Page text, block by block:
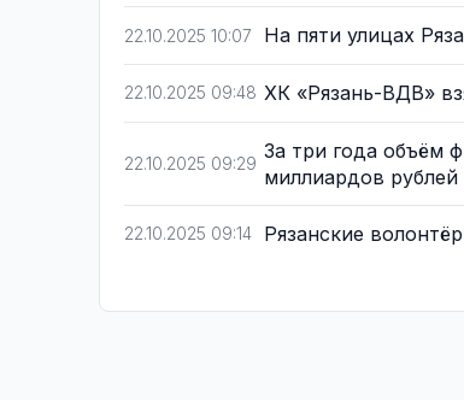
22.10.2025 10:07 На пяти улицах
22.10.2025 09:48 ХК «Рязань-ВДВ»
22.10.2025 09:29
За три года объём
миллиардов рублей
22.10.2025 09:14 Рязанские